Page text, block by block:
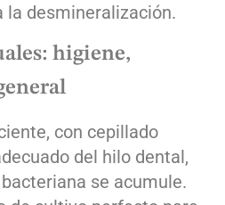
la desmineralización.
higiene,
con cepillado
del hilo dental,
se acumule.